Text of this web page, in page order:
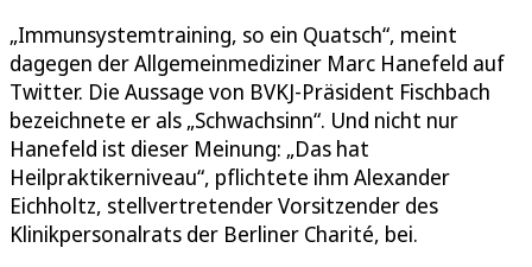
„Immunsystemtraining, so ein Quatsch“, meint
dagegen der Allgemeinmediziner Marc Hanefeld auf
Twitter. Die Aussage von BVKJ-Präsident Fischbach
bezeichnete er als „Schwachsinn“. Und nicht nur
Hanefeld ist dieser Meinung: „Das hat
Heilpraktikerniveau“, pflichtete ihm Alexander
Eichholtz, stellvertretender Vorsitzender des
Klinikpersonalrats der Berliner Charité, bei.